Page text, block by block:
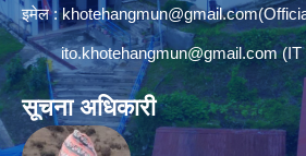
इमेल :khotehangmun@gmail.com
ito.khotehangmun@gmail.com(IT
सूचना अधिकारी